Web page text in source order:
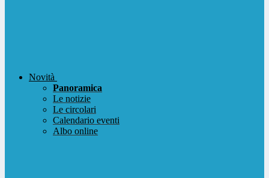
Novità
Panoramica
Le notizie
Le circolari
Calendario eventi
Albo online